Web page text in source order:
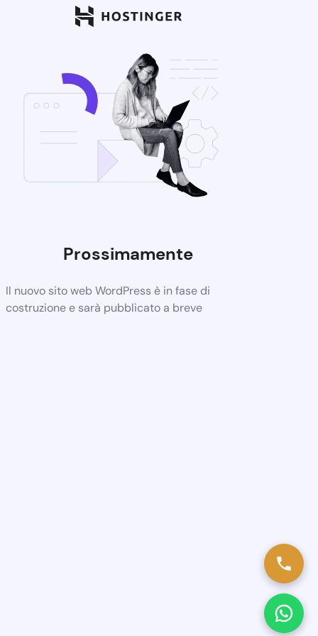
Prossimamente
Il nuovo sito web WordPress è in fase di
costruzione e sarà pubblicato a breve